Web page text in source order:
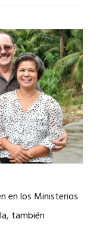
en los Ministerios
también